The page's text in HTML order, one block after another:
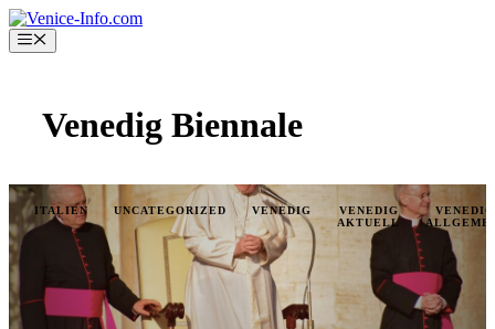
Skip
to
content
Menu
Venedig Biennale
ITALIEN UNCATEGORIZED VENEDIG
VENEDIG
AKTUELL
VENEDIG